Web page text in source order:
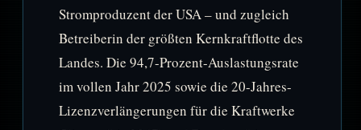
Stromproduzent der USA – und zugleich
Betreiberin der größten Kernkraftflotte des
Landes. Die 94,7-Prozent-Auslastungsrate
im vollen Jahr 2025 sowie die 20-Jahres-
Lizenzverlängerungen für die Kraftwerke